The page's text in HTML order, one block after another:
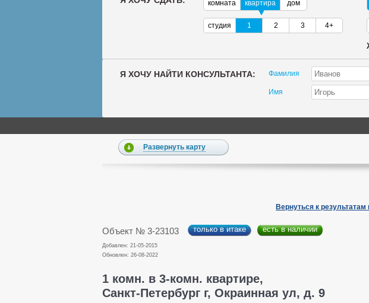
комната квартира дом
студия 1 2 3 4+
Я ХОЧУ НАЙТИ КОНСУЛЬТАНТА: Фамилия
Имя
Развернуть карту
Вернуться к результатам
Объект № 3-23103 только в итаке есть в наличии
Добавлен: 21-05-2015
Обновлен: 26-08-2022
1 комн. в 3-комн. квартире,
Санкт-Петербург г, Окраинная ул, д. 9